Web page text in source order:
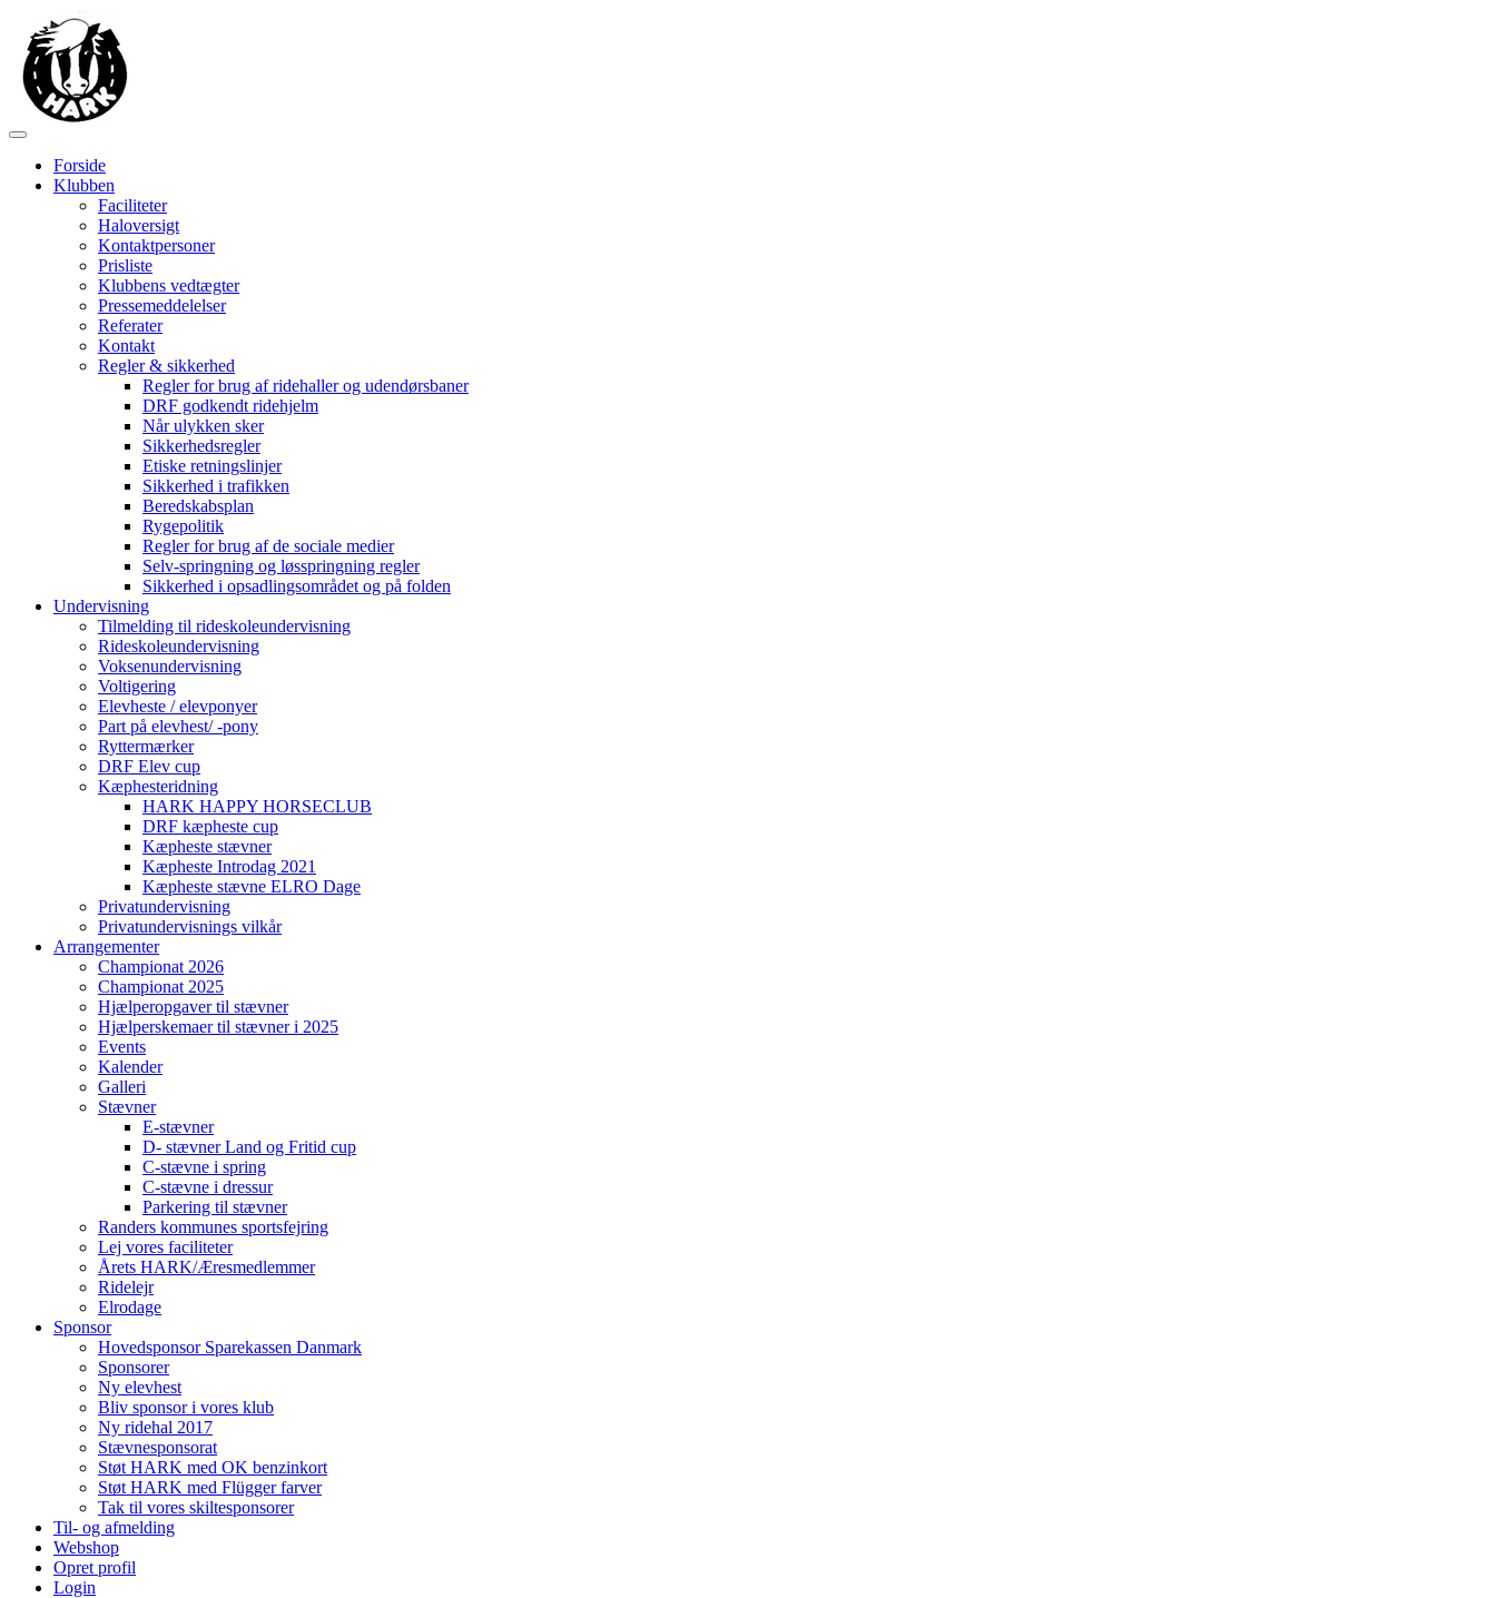
Forside
Klubben
Faciliteter
Haloversigt
Kontaktpersoner
Prisliste
Klubbens vedtægter
Pressemeddelelser
Referater
Kontakt
Regler & sikkerhed
Regler for brug af ridehaller og udendørsbaner
DRF godkendt ridehjelm
Når ulykken sker
Sikkerhedsregler
Etiske retningslinjer
Sikkerhed i trafikken
Beredskabsplan
Rygepolitik
Regler for brug af de sociale medier
Selv-springning og løsspringning regler
Sikkerhed i opsadlingsområdet og på folden
Undervisning
Tilmelding til rideskoleundervisning
Rideskoleundervisning
Voksenundervisning
Voltigering
Elevheste / elevponyer
Part på elevhest/ -pony
Ryttermærker
DRF Elev cup
Kæphesteridning
HARK HAPPY HORSECLUB
DRF kæpheste cup
Kæpheste stævner
Kæpheste Introdag 2021
Kæpheste stævne ELRO Dage
Privatundervisning
Privatundervisnings vilkår
Arrangementer
Championat 2026
Championat 2025
Hjælperopgaver til stævner
Hjælperskemaer til stævner i 2025
Events
Kalender
Galleri
Stævner
E-stævner
D- stævner Land og Fritid cup
C-stævne i spring
C-stævne i dressur
Parkering til stævner
Randers kommunes sportsfejring
Lej vores faciliteter
Årets HARK/Æresmedlemmer
Ridelejr
Elrodage
Sponsor
Hovedsponsor Sparekassen Danmark
Sponsorer
Ny elevhest
Bliv sponsor i vores klub
Ny ridehal 2017
Stævnesponsorat
Støt HARK med OK benzinkort
Støt HARK med Flügger farver
Tak til vores skiltesponsorer
Til- og afmelding
Webshop
Opret profil
Login